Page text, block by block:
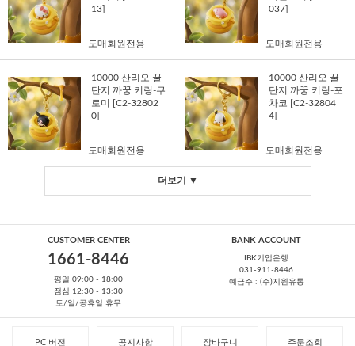
13]
도매회원전용
037]
도매회원전용
10000 산리오 꿀
단지 까꿍 키링-쿠
로미 [C2-32802
0]
도매회원전용
10000 산리오 꿀
단지 까꿍 키링-포
차코 [C2-32804
4]
도매회원전용
더보기 ▼
CUSTOMER CENTER
1661-8446
평일 09:00 - 18:00
점심 12:30 - 13:30
토/일/공휴일 휴무
BANK ACCOUNT
IBK기업은행
031-911-8446
예금주 : (주)지원유통
PC 버전 공지사항 장바구니 주문조회